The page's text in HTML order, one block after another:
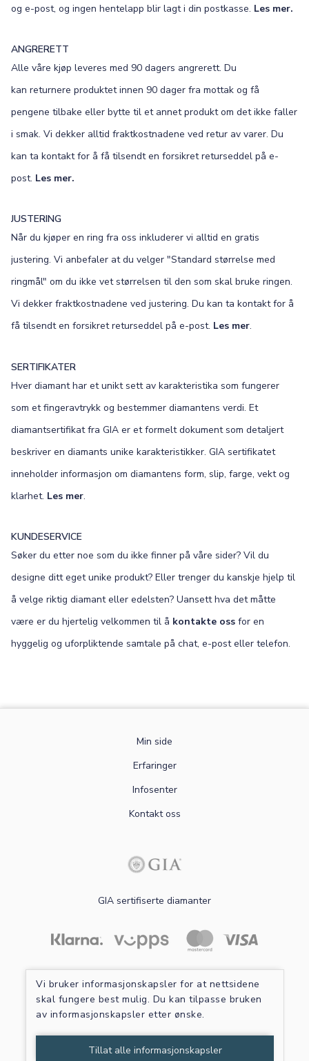
Vi bruker informasjonskapsler for at nettsidene
skal fungere best mulig. Du kan tilpasse bruken
av informasjonskapsler etter ønske.
Tillat alle informasjonskapsler
og e-post, og ingen hentelapp blir lagt i din postkasse. Les mer.
ANGRERETT
Alle våre kjøp leveres med 90 dagers angrerett. Du
kan returnere produktet innen 90 dager fra mottak og få
pengene tilbake eller bytte til et annet produkt om det ikke faller
i smak. Vi dekker alltid fraktkostnadene ved retur av varer. Du
kan ta kontakt for å få tilsendt en forsikret returseddel på e-
post. Les mer.
JUSTERING
Når du kjøper en ring fra oss inkluderer vi alltid en gratis
justering. Vi anbefaler at du velger "Standard størrelse med
ringmål" om du ikke vet størrelsen til den som skal bruke ringen.
Vi dekker fraktkostnadene ved justering. Du kan ta kontakt for å
få tilsendt en forsikret returseddel på e-post. Les mer.
SERTIFIKATER
Hver diamant har et unikt sett av karakteristika som fungerer
som et fingeravtrykk og bestemmer diamantens verdi. Et
diamantsertifikat fra GIA er et formelt dokument som detaljert
beskriver en diamants unike karakteristikker. GIA sertifikatet
inneholder informasjon om diamantens form, slip, farge, vekt og
klarhet. Les mer.
KUNDESERVICE
Søker du etter noe som du ikke finner på våre sider? Vil du
designe ditt eget unike produkt? Eller trenger du kanskje hjelp til
å velge riktig diamant eller edelsten? Uansett hva det måtte
være er du hjertelig velkommen til å kontakte oss for en
hyggelig og uforpliktende samtale på chat, e-post eller telefon.
Min side
Erfaringer
Infosenter
Kontakt oss
GIA sertifiserte diamanter
Les mer om sikker betaling